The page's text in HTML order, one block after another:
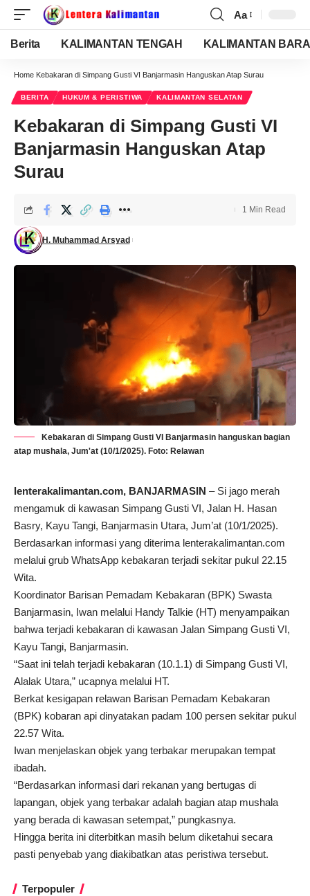
Aa
Berita KALIMANTAN TENGAH KALIMANTAN
Home Kebakaran di Simpang Gusti VI Banjarmasin Hanguskan Atap Surau
BERITA HUKUM & PERISTIWA KALIMANTAN SELATAN
Kebakaran di Simpang Gusti VI
Banjarmasin Hanguskan Atap
Surau
H. Muhammad Arsyad
1 Min Read
Kebakaran di Simpang Gusti VI Banjarmasin hanguskan bagian
atap mushala, Jum'at (10/1/2025). Foto: Relawan
lenterakalimantan.com, BANJARMASIN – Si jago merah
mengamuk di kawasan Simpang Gusti VI, Jalan H. Hasan
Basry, Kayu Tangi, Banjarmasin Utara, Jum’at (10/1/2025).
Berdasarkan informasi yang diterima lenterakalimantan.com
melalui grub WhatsApp kebakaran terjadi sekitar pukul 22.15
Wita.
Koordinator Barisan Pemadam Kebakaran (BPK) Swasta
Banjarmasin, Iwan melalui Handy Talkie (HT) menyampaikan
bahwa terjadi kebakaran di kawasan Jalan Simpang Gusti VI,
Kayu Tangi, Banjarmasin.
“Saat ini telah terjadi kebakaran (10.1.1) di Simpang Gusti VI,
Alalak Utara,” ucapnya melalui HT.
Berkat kesigapan relawan Barisan Pemadam Kebakaran
(BPK) kobaran api dinyatakan padam 100 persen sekitar pukul
22.57 Wita.
Iwan menjelaskan objek yang terbakar merupakan tempat
ibadah.
“Berdasarkan informasi dari rekanan yang bertugas di
lapangan, objek yang terbakar adalah bagian atap mushala
yang berada di kawasan setempat,” pungkasnya.
Hingga berita ini diterbitkan masih belum diketahui secara
pasti penyebab yang diakibatkan atas peristiwa tersebut.
Terpopuler